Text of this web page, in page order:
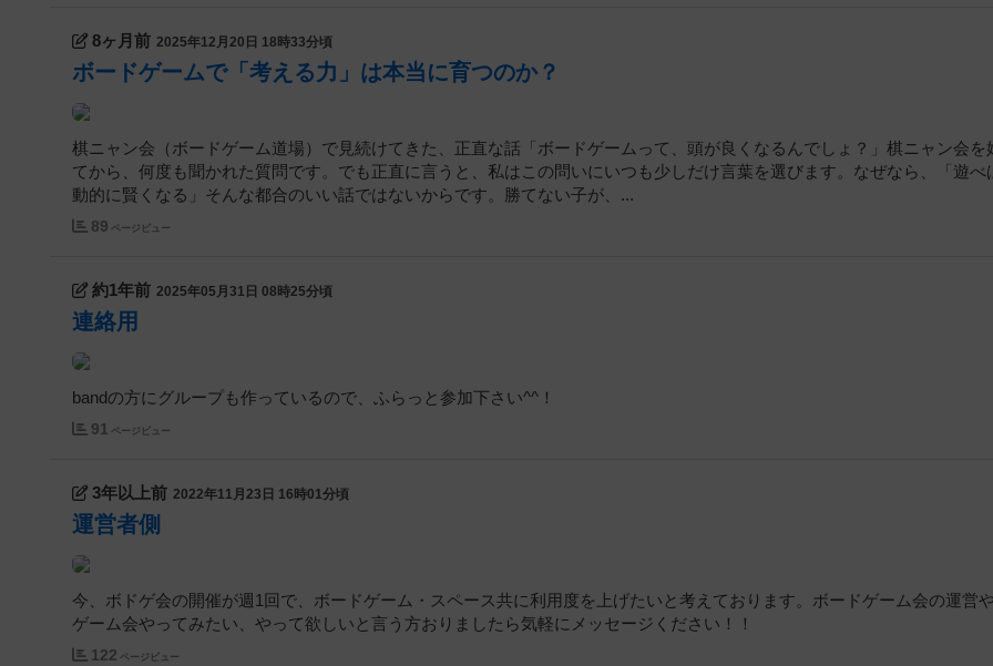
8ヶ月前 2025年12月20日 18時33分頃
ボードゲームで「考える力」は本当に育つのか？
棋ニャン会（ボードゲーム道場）で見続けてきた、正直な話「ボードゲームって、頭が良くなるんでしょ？」棋ニャン会を
てから、何度も聞かれた質問です。でも正直に言うと、私はこの問いにいつも少しだけ言葉を選びます。なぜなら、「遊べ
動的に賢くなる」そんな都合のいい話ではないからです。勝てない子が、...
89 ページビュー
約1年前 2025年05月31日 08時25分頃
連絡用
bandの方にグループも作っているので、ふらっと参加下さい^^！
91 ページビュー
3年以上前 2022年11月23日 16時01分頃
運営者側
今、ボドゲ会の開催が週1回で、ボードゲーム・スペース共に利用度を上げたいと考えております。ボードゲーム会の運営
ゲーム会やってみたい、やって欲しいと言う方おりましたら気軽にメッセージください！！
122 ページビュー